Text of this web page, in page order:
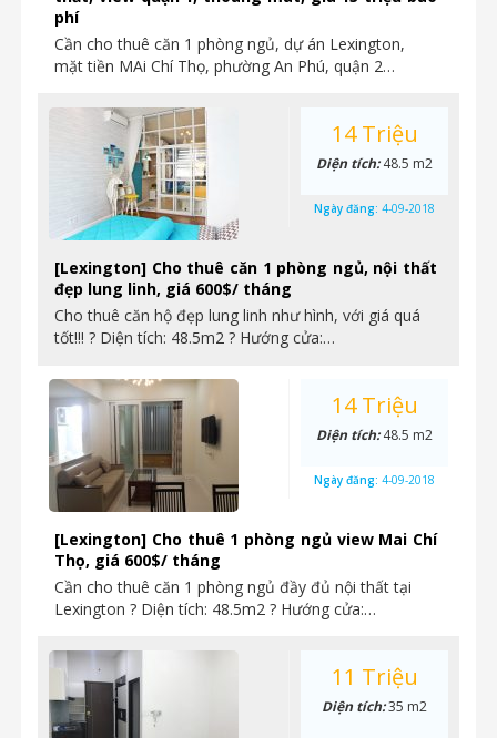
phí
Cần cho thuê căn 1 phòng ngủ, dự án Lexington,
mặt tiền MAi Chí Thọ, phường An Phú, quận 2…
[Lexington] Cho thuê căn 1 phòng ngủ, nội thất
đẹp lung linh, giá 600$/ tháng
Cho thuê căn hộ đẹp lung linh như hình, với giá quá
tốt!!! ? Diện tích: 48.5m2 ? Hướng cửa:…
14 Triệu
Diện tích:48.5 m2
Ngày đăng: 4-09-2018
[Lexington] Cho thuê 1 phòng ngủ view Mai Chí
Thọ, giá 600$/ tháng
Cần cho thuê căn 1 phòng ngủ đầy đủ nội thất tại
Lexington ? Diện tích: 48.5m2 ? Hướng cửa:…
14 Triệu
Diện tích:48.5 m2
Ngày đăng: 4-09-2018
11 Triệu
Diện tích:35 m2